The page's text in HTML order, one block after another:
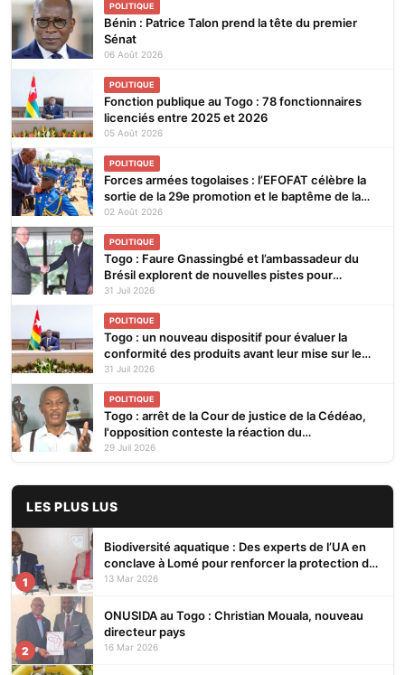
POLITIQUE
Bénin : Patrice Talon prend la tête du premier
Sénat
06 Août 2026
POLITIQUE
Fonction publique au Togo : 78 fonctionnaires
licenciés entre 2025 et 2026
05 Août 2026
POLITIQUE
Forces armées togolaises : l’EFOFAT célèbre la
sortie de la 29e promotion et le baptême de la
30e
02 Août 2026
POLITIQUE
Togo : Faure Gnassingbé et l’ambassadeur du
Brésil explorent de nouvelles pistes pour
renforcer la coopération bilatérale
31 Juil 2026
POLITIQUE
Togo : un nouveau dispositif pour évaluer la
conformité des produits avant leur mise sur le
marché
31 Juil 2026
POLITIQUE
Togo : arrêt de la Cour de justice de la Cédéao,
l'opposition conteste la réaction du
gouvernement
29 Juil 2026
LES PLUS LUS
1
Biodiversité aquatique : Des experts de l’UA en
conclave à Lomé pour renforcer la protection des
écosystèmes
13 Mar 2026
2
ONUSIDA au Togo : Christian Mouala, nouveau
directeur pays
16 Mar 2026